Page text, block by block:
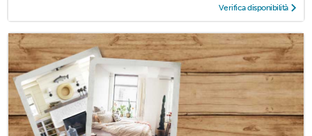
Verifica disponibilità